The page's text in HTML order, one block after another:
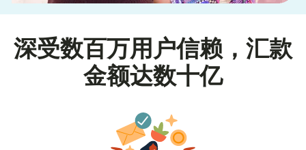
深受数百万用户信赖，汇款
金额达数十亿